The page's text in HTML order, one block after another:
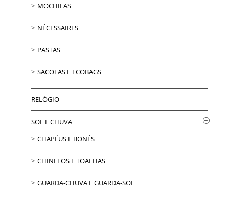
MOCHILAS
NÉCESSAIRES
PASTAS
SACOLAS E ECOBAGS
RELÓGIO
SOL E CHUVA
CHAPÉUS E BONÉS
CHINELOS E TOALHAS
GUARDA-CHUVA E GUARDA-SOL